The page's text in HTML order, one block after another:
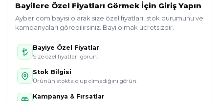
Bayilere Özel Fiyatları Görmek İçin Giriş Yapın
Ayber.com bayisi olarak size özel fiyatları, stok durumunu ve
kampanyaları görebilirsiniz. Bayi olmak ücretsizdir.
Bayiye Özel Fiyatlar
Size özel fiyatları görün.
Stok Bilgisi
Ürünün stokta olup olmadığını görün.
Kampanya & Fırsatlar